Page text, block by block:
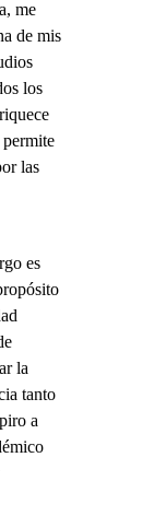
me
de mis
los
las
es
la
tanto
a